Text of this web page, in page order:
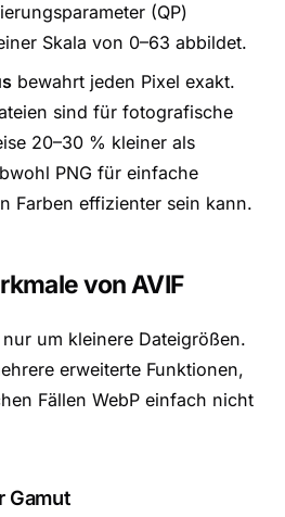
(QP)
Skala von 0–63 abbildet.
bewahrt jeden Pixel exakt.
sind für fotografische
20–30 % kleiner als
PNG für einfache
Farben effizienter sein kann.
von AVIF
um kleinere Dateigrößen.
erweiterte Funktionen,
Fällen WebP einfach nicht
Gamut